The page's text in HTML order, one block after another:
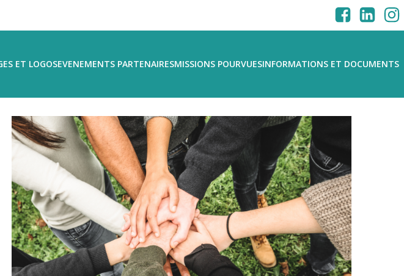
ET LOGOSEVENEMENTS PARTENAIRESMISSIONS POURVUESINFORMATIONS ET DOCUMENTS